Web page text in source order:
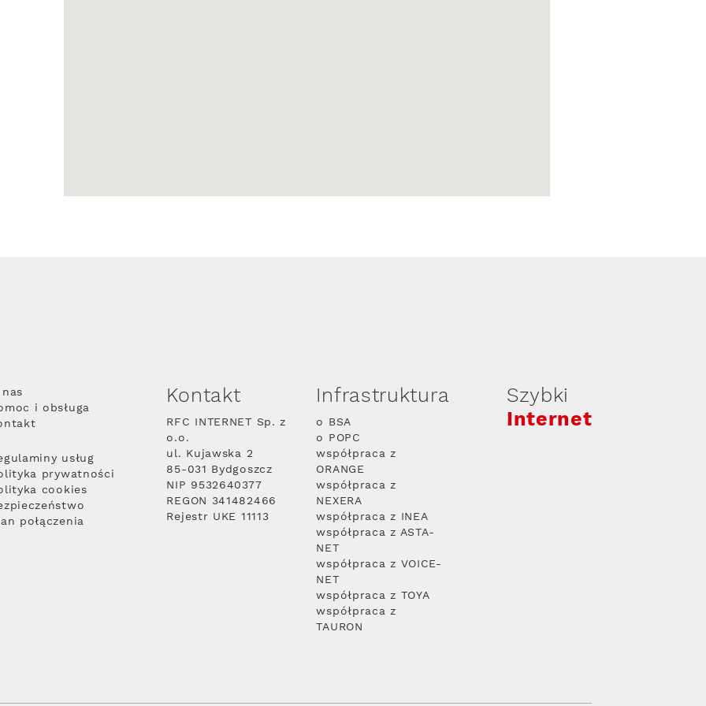
i obsługa
usług
prywatności
cookies
połączenia
Kontakt
RFC INTERNET Sp. z
o.o.
ul. Kujawska 2
85-031 Bydgoszcz
NIP 9532640377
REGON 341482466
Rejestr UKE 11113
Infrastruktura
o BSA
o POPC
współpraca z
ORANGE
współpraca z
NEXERA
współpraca z INEA
współpraca z ASTA-
NET
współpraca z VOICE-
NET
współpraca z TOYA
współpraca z
TAURON
Szybki
Internet